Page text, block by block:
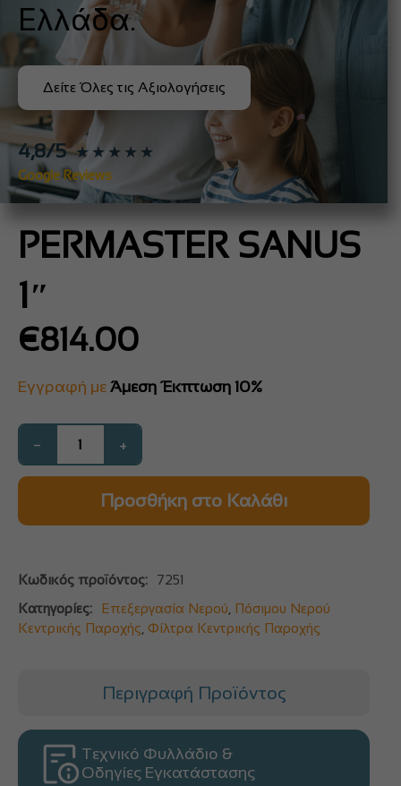
Ελλάδα.
Δείτε Όλες τις Αξιολογήσεις
4,8/5 ★★★★★
Google Reviews
PERMASTER SANUS
1″
€814.00
Εγγραφή με Άμεση Έκπτωση 10%
− +
Προσθήκη στο Καλάθι
Κωδικός προϊόντος:
7251
Κατηγορίες:
Επεξεργασία Νερού Πόσιμου Νερού
Κεντρικής Παροχής Φίλτρα Κεντρικής Παροχής
Περιγραφή Προϊόντος
Τεχνικό Φυλλάδιο &
Οδηγίες Εγκατάστασης